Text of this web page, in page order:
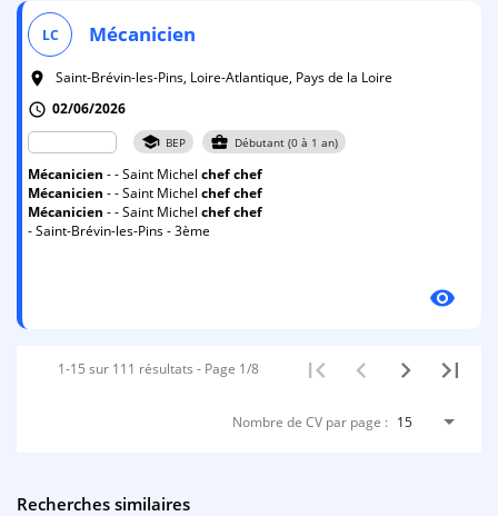
LC Mécanicien
room
Saint-Brévin-les-Pins, Loire-Atlantique, Pays de la Loire
schedule 02/06/2026
school BEP business_center Débutant (0 à 1 an)
Mécanicien - - Saint Michel chefchef
Mécanicien - - Saint Michel chefchef
Mécanicien - - Saint Michel chefchef
- Saint-Brévin-les-Pins - 3ème
visibility
Nombre de CV par page : 15
1-15 sur 111 résultats - Page 1/8
Recherches similaires